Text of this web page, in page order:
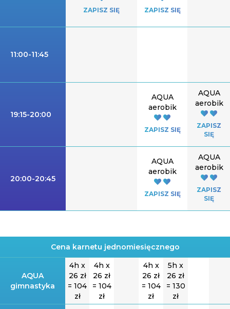
ZAPISZ SIĘ ZAPISZ SIĘ
11:00-11:45
19:15-20:00
AQUA
aerobik
ZAPISZ SIĘ
AQUA
aerobik
ZAPISZ
SIĘ
20:00-20:45
AQUA
aerobik
ZAPISZ SIĘ
AQUA
aerobik
ZAPISZ
SIĘ
Cena karnetu jednomiesięcznego
AQUA
gimnastyka
4h x
26 zł
= 104
zł
4h x
26 zł
= 104
zł
4h x
26 zł
= 104
zł
5h x
26 zł
= 130
zł